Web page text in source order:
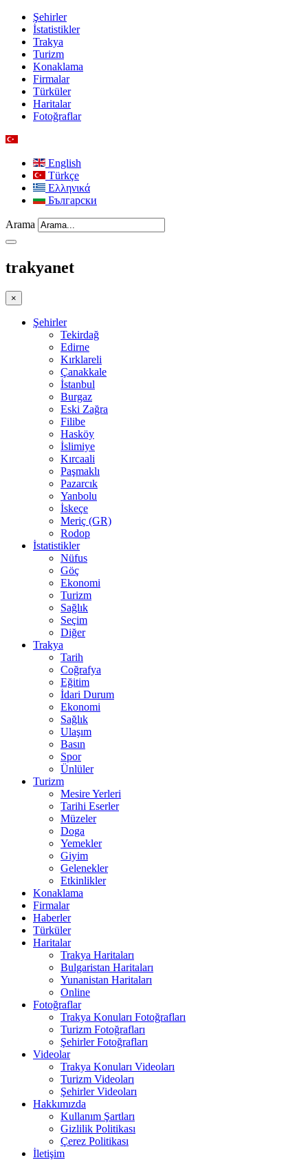
Şehirler
İstatistikler
Trakya
Turizm
Konaklama
Firmalar
Türküler
Haritalar
Fotoğraflar
English
Türkçe
Ελληνικά
Български
Arama
trakyanet
×
Şehirler
Tekirdağ
Edirne
Kırklareli
Çanakkale
İstanbul
Burgaz
Eski Zağra
Filibe
Hasköy
İslimiye
Kırcaali
Paşmaklı
Pazarcık
Yanbolu
İskeçe
Meriç (GR)
Rodop
İstatistikler
Nüfus
Göç
Ekonomi
Turizm
Sağlık
Seçim
Diğer
Trakya
Tarih
Coğrafya
Eğitim
İdari Durum
Ekonomi
Sağlık
Ulaşım
Basın
Spor
Ünlüler
Turizm
Mesire Yerleri
Tarihi Eserler
Müzeler
Doga
Yemekler
Giyim
Gelenekler
Etkinlikler
Konaklama
Firmalar
Haberler
Türküler
Haritalar
Trakya Haritaları
Bulgaristan Haritaları
Yunanistan Haritaları
Online
Fotoğraflar
Trakya Konuları Fotoğrafları
Turizm Fotoğrafları
Şehirler Fotoğrafları
Videolar
Trakya Konuları Videoları
Turizm Videoları
Şehirler Videoları
Hakkımızda
Kullanım Şartları
Gizlilik Politikası
Çerez Politikası
İletişim